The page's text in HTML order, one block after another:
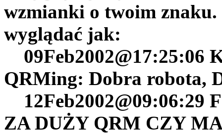
wzmianki o twoim znaku.
wyglądać jak:
09Feb2002@17:25:06
QRMing: Dobra robota,
12Feb2002@09:06:29
ZA DUŻY QRM CZY